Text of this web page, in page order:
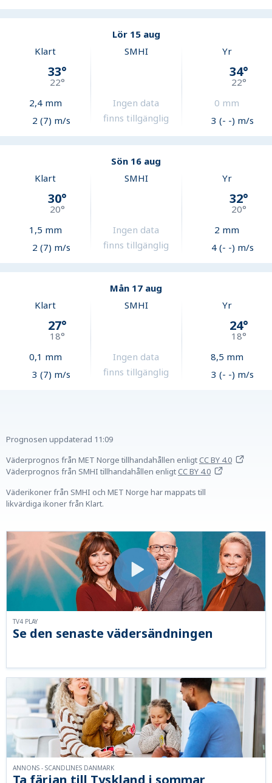
Lör 15 aug
Klart
33°
22°
2,4mm
2 (7) m/s
SMHI
Ingen data
finns tillgänglig
Yr
34°
22°
0 mm
3 (- -) m/s
Sön 16 aug
Klart
30°
20°
1,5 mm
2 (7) m/s
SMHI
Ingen data
finns tillgänglig
Yr
32°
20°
2 mm
4 (- -) m/s
Mån 17 aug
Klart
27°
18°
0,1 mm
3 (7) m/s
SMHI
Ingen data
finns tillgänglig
Yr
24°
18°
8,5 mm
3 (- -) m/s
Prognosen uppdaterad 11:09
Väderprognos från MET Norge tillhandahållen enligtCC BY 4.0
Väderprognos från SMHI tillhandahållen enligtCC BY 4.0
Väderikoner från SMHI och MET Norge har mappats till
likvärdiga ikoner från Klart.
Se den senaste vädersändningen
TV4 PLAY
ANNONS - SCANDLINES DANMARK